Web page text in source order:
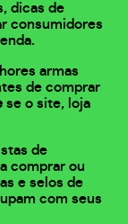
dicas de
consumidores
armas
de comprar
se o site, loja
de
comprar ou
e selos de
com seus